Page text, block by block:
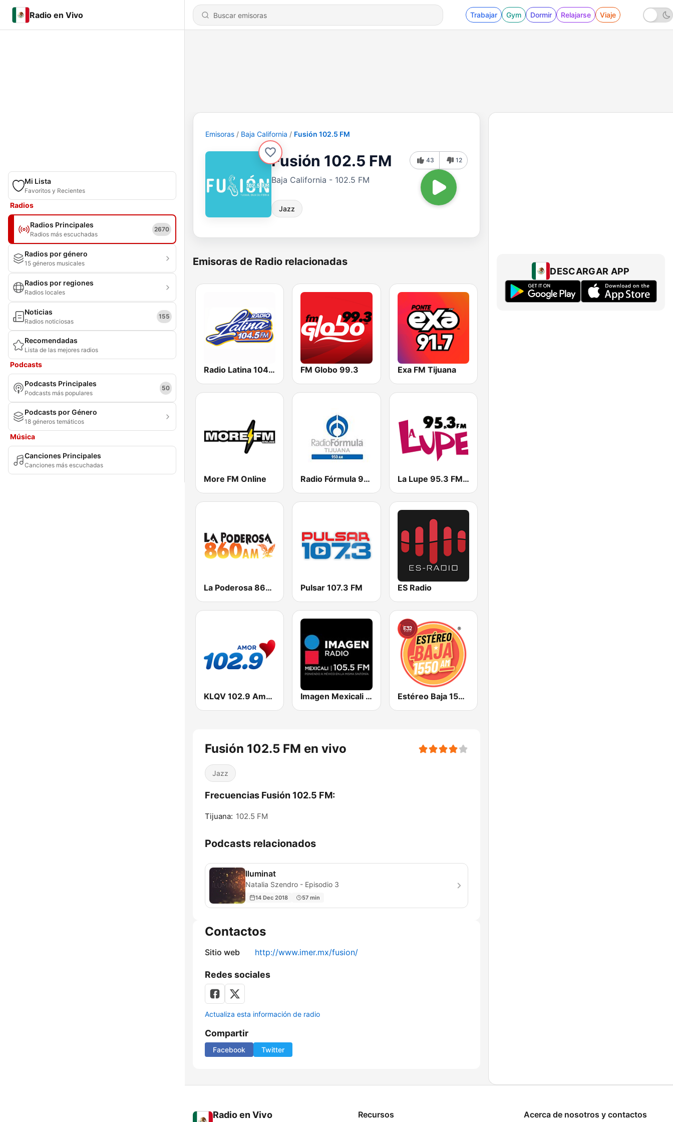
Radio en Vivo Trabajar Gym Dormir Relajarse Viaje
Mi Lista
Favoritos y Recientes
Radios
Radios Principales
Radios más escuchadas
2670
Radios por género
15 géneros musicales
Radios por regiones
Radios locales
Noticias
Radios noticiosas
155
Recomendadas
Lista de las mejores radios
Podcasts
Podcasts Principales
Podcasts más populares
50
Podcasts por Género
18 géneros temáticos
Música
Canciones Principales
Canciones más escuchadas
Emisoras Baja California Fusión 102.5 FM
Fusión 102.5 FM
Baja California - 102.5 FM
Jazz
43 12
Emisoras de Radio relacionadas
Radio Latina 104.5 FM FM Globo 99.3 Exa FM Tijuana
More FM Online Radio Fórmula 950 AM La Lupe 95.3 FM | Tijuana
La Poderosa 860 AM Pulsar 107.3 FM ES Radio
KLQV 102.9 Amor (US Only) Imagen Mexicali 105.5 FM Estéreo Baja 1550 AM Tijuana
Fusión 102.5 FM en vivo
Jazz
Frecuencias Fusión 102.5 FM:
Tijuana: 102.5 FM
Podcasts relacionados
Iluminat
Natalia Szendro - Episodio 3
14 Dec 2018 57 min
Contactos
Sitio web http://www.imer.mx/fusion/
Redes sociales
Actualiza esta información de radio
Compartir
Facebook Twitter
DESCARGAR APP
Radio en Vivo Recursos Acerca de nosotros y contactos